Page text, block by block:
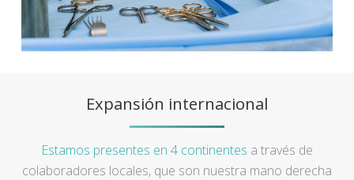
Expansión internacional
Estamos presentes en 4 continentes a través de
colaboradores locales, que son nuestra mano derecha